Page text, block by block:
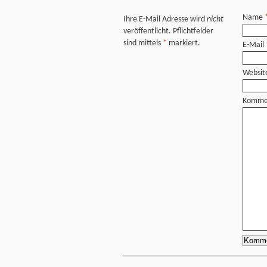
Ihre E-Mail Adresse wird nicht
veröffentlicht. Pflichtfelder
sind mittels * markiert.
Name
E-Mail